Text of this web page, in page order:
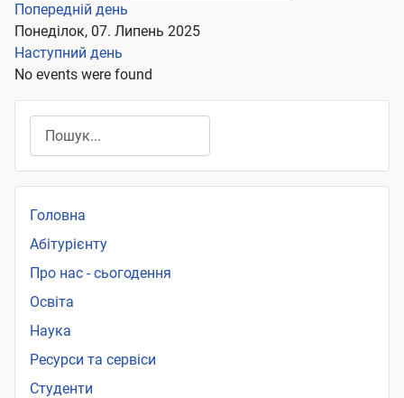
Попередній день
Понеділок, 07. Липень 2025
Наступний день
No events were found
Головна
Абітурієнту
Про нас - сьогодення
Освіта
Наука
Ресурси та сервіси
Студенти